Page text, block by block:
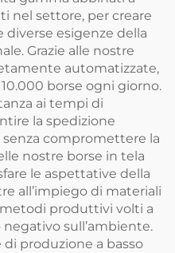
nel settore, per creare
diverse esigenze della
Grazie alle nostre
automatizzate,
borse ogni giorno.
ai tempi di
la spedizione
compromettere la
nostre borse in tela
le aspettative della
all’impiego di materiali
produttivi volti a
sull’ambiente.
produzione a basso